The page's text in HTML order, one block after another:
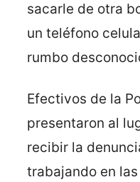
sacarle de otra
un teléfono
rumbo
Efectivos de la
presentaron al
recibir la
trabajando en